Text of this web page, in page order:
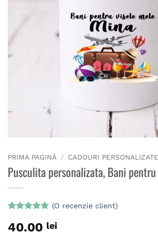
PRIMA PAGINĂ / CADOURI PERSONALIZATE
Pusculita personalizata, Bani
5din 5 pe
baza unei
(O recenzie client)
40.00 lei